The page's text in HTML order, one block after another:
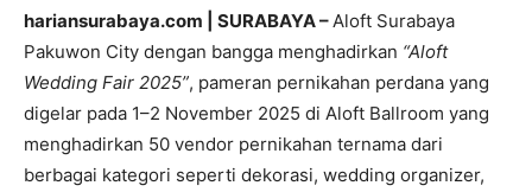
hariansurabaya.com | SURABAYA – Aloft Surabaya
Pakuwon City dengan bangga menghadirkan “Aloft
Wedding Fair 2025”, pameran pernikahan perdana yang
digelar pada 1–2 November 2025 di Aloft Ballroom yang
menghadirkan 50 vendor pernikahan ternama dari
berbagai kategori seperti dekorasi, wedding organizer,